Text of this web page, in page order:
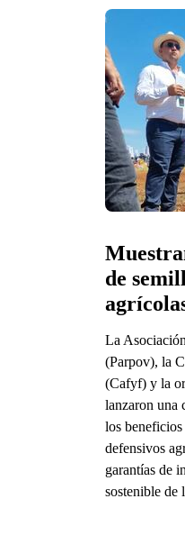
de
La
(Parpov), la
(Cafyf) y la
lanzaron una
los
defensivos
garantías de
sostenible de